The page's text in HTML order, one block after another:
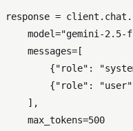
response =
    model=
"gemini-
    messages=[
        {
"role" :
        {
"role" : "user"
    ],
    max_tokens=
500